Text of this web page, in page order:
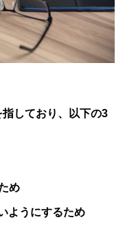
しており、以下の3
め
ようにするため